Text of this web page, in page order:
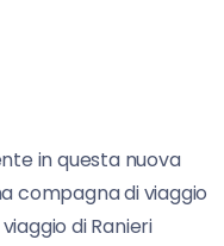
in questa nuova
compagna di viaggio
di Ranieri